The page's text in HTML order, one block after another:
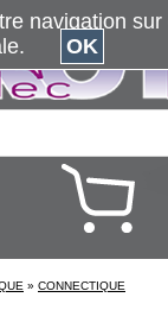
» CONNECTIQUE
navigation
OK